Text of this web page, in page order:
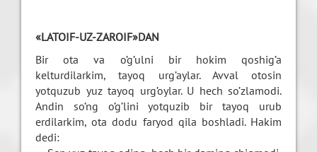
«LATOIF-UZ-ZAROIF»DAN
Bir ota va o’g’ulni bir hokim qoshig’a
kelturdilarkim, tayoq urg’aylar. Avval otosin
yotquzub yuz tayoq urg’oylar. U hech so’zlamodi.
Andin so’ng o’g’lini yotquzib bir tayoq urub
erdilarkim, ota dodu faryod qila boshladi. Hakim
dedi: